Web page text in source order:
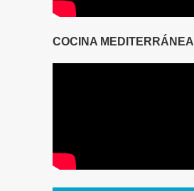
COCINA MEDITERRÁNEA